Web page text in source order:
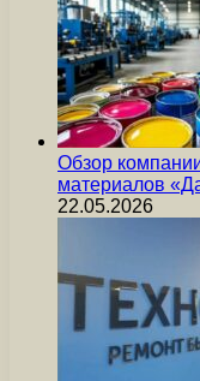
Обзор
материалов
22.05.2026